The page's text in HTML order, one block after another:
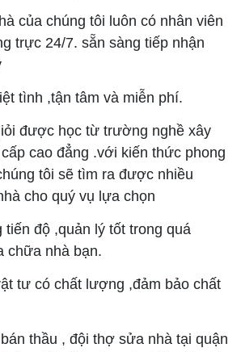
của chúng tôi luôn có nhân viên
trực 24/7. sẵn sàng tiếp nhận
tình ,tận tâm và miễn phí.
được học từ trường nghề xây
cao đẳng .với kiến thức phong
tôi sẽ tìm ra được nhiều
cho quý vụ lựa chọn
tiến độ ,quản lý tốt trong quá
chữa nhà bạn.
tư có chất lượng ,đảm bảo chất
thầu , đội thợ sửa nhà tại quận